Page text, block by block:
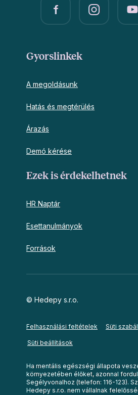
Gyorslinkek
A megoldásunk
Hatás és megtérülés
Árazás
Demó kérése
Ezek is érdekelhetnek
HR Naptár
Esettanulmányok
Források
© Hedepy s.r.o.
Felhasználási feltételek Süti
Süti beállítások
Ha mentális egészségi állapota
környezetében élőket, azonnal
Segélyvonalhoz (telefon: 116-123).
Hedepy s.r.o. nem vállalnak